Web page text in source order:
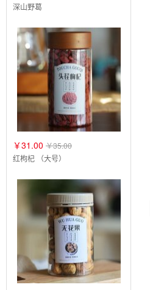
深山野葛
￥31.00 ￥35.00
红枸杞 （大号）